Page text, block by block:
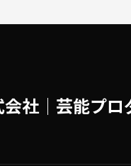
会社│芸能プロ